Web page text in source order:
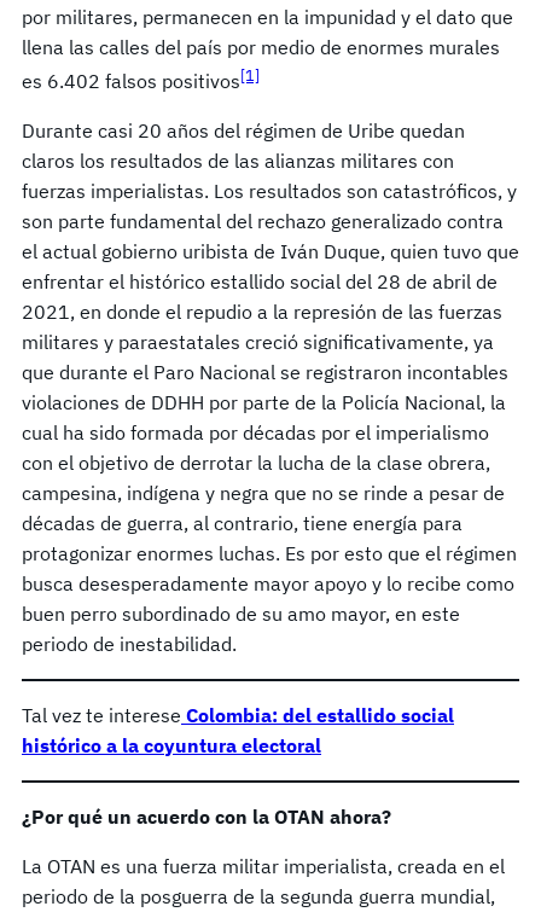
por militares, permanecen en la impunidad y el dato que
llena las calles del país por medio de enormes murales
es 6.402 falsos positivos[1]
Durante casi 20 años del régimen de Uribe quedan
claros los resultados de las alianzas militares con
fuerzas imperialistas. Los resultados son catastróficos, y
son parte fundamental del rechazo generalizado contra
el actual gobierno uribista de Iván Duque, quien tuvo que
enfrentar el histórico estallido social del 28 de abril de
2021, en donde el repudio a la represión de las fuerzas
militares y paraestatales creció significativamente, ya
que durante el Paro Nacional se registraron incontables
violaciones de DDHH por parte de la Policía Nacional, la
cual ha sido formada por décadas por el imperialismo
con el objetivo de derrotar la lucha de la clase obrera,
campesina, indígena y negra que no se rinde a pesar de
décadas de guerra, al contrario, tiene energía para
protagonizar enormes luchas. Es por esto que el régimen
busca desesperadamente mayor apoyo y lo recibe como
buen perro subordinado de su amo mayor, en este
periodo de inestabilidad.
Tal vez te interese Colombia: del estallido social
histórico a la coyuntura electoral
¿Por qué un acuerdo con la OTAN ahora?
La OTAN es una fuerza militar imperialista, creada en el
periodo de la posguerra de la segunda guerra mundial,